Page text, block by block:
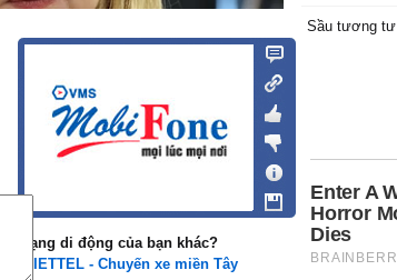
Mạng di động của bạn khác?
VIETTEL - Chuyến xe miền Tây
Sầu tương tư